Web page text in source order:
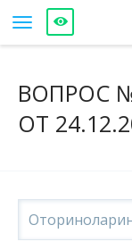
ВОПРОС
ОТ